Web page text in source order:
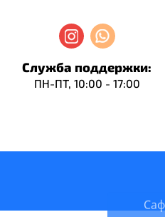
Служба поддержки:
ПН-ПТ, 10:00 - 17:00